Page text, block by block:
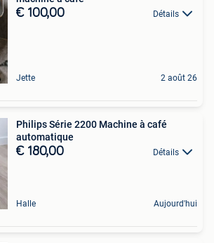
€ 100,00 Détails
Jette 2 août 26
Philips Série 2200 Machine à café
automatique
€ 180,00 Détails
Halle Aujourd'hui